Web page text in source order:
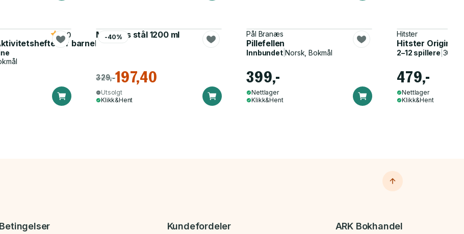
for barnehagen
5.0 -40%
Matboks stål 1200 ml
329,-197,40
Utsolgt
Klikk&Hent
Pål Branæs
Pillefellen
Innbundet|Norsk, Bokmål
399,-
Nettlager
Klikk&Hent
Hitster
Hitster Original
2–12 spillere
479,-
Nettlager
Klikk&Hent
Betingelser Kundefordeler ARK Bokhandel